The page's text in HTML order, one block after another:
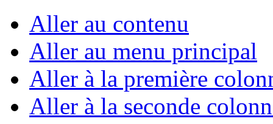
Aller au contenu
Aller au menu principal
Aller à la première
Aller à la seconde